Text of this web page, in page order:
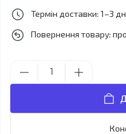
Термін доставки: 1–3
Повернення товару: